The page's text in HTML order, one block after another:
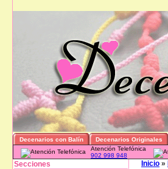
Decenarios con Balín Decenarios Originales
Atención Telefónica
902 998 948
Secciones Inicio »